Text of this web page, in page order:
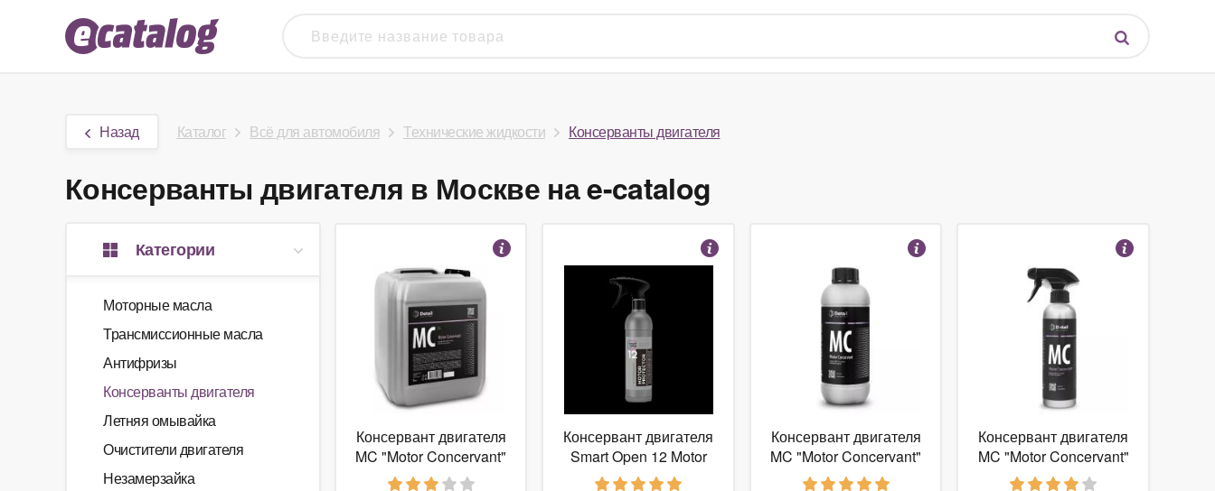
Назад Каталог Всё для автомобиля Технические жидкости Консерванты двигателя
Консерванты двигателя в Москве на e-catalog
Категории
Моторные масла
Трансмиссионные масла
Антифризы
Консерванты двигателя
Летняя омывайка
Очистители двигателя
Незамерзайка
Консервант двигателя
MC "Motor Concervant"
5 л
Консервант двигателя
Smart Open 12 Motor
Protector 500 мл
Консервант двигателя
MC "Motor Concervant"
1000мл
Консервант двигателя
MC "Motor Concervant"
500мл